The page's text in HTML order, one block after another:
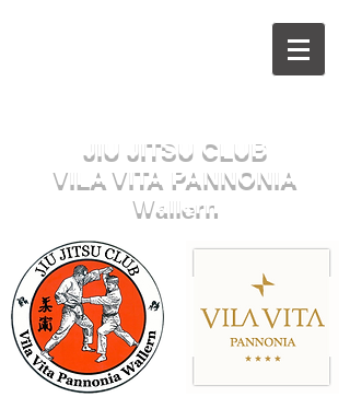
JIU JITSU CLUB
VILA VITA PANNONIA
Wallern